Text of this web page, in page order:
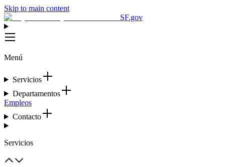
Skip to main content
SF.gov
Menú
Servicios
Departamentos
Empleos
Contacto
Servicios